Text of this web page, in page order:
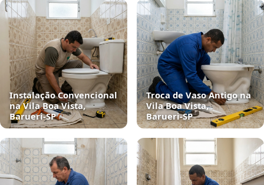
Instalação Convencional
na Vila Boa Vista,
Barueri‑SP
Troca de Vaso Antigo na
Vila Boa Vista,
Barueri‑SP